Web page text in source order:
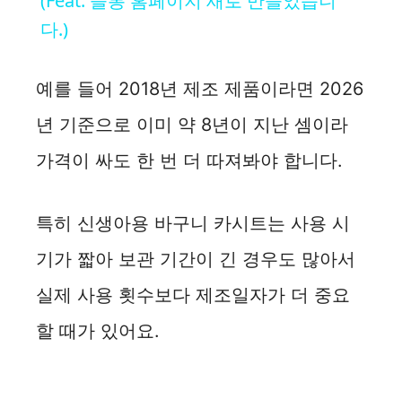
V
d
e
다.)
예를 들어 2018년 제조 제품이라면 2026
년 기준으로 이미 약 8년이 지난 셈이라
가격이 싸도 한 번 더 따져봐야 합니다.
특히 신생아용 바구니 카시트는 사용 시
기가 짧아 보관 기간이 긴 경우도 많아서
실제 사용 횟수보다 제조일자가 더 중요
할 때가 있어요.